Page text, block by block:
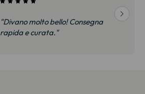
"Divano molto bello! Consegna
rapida e curata."